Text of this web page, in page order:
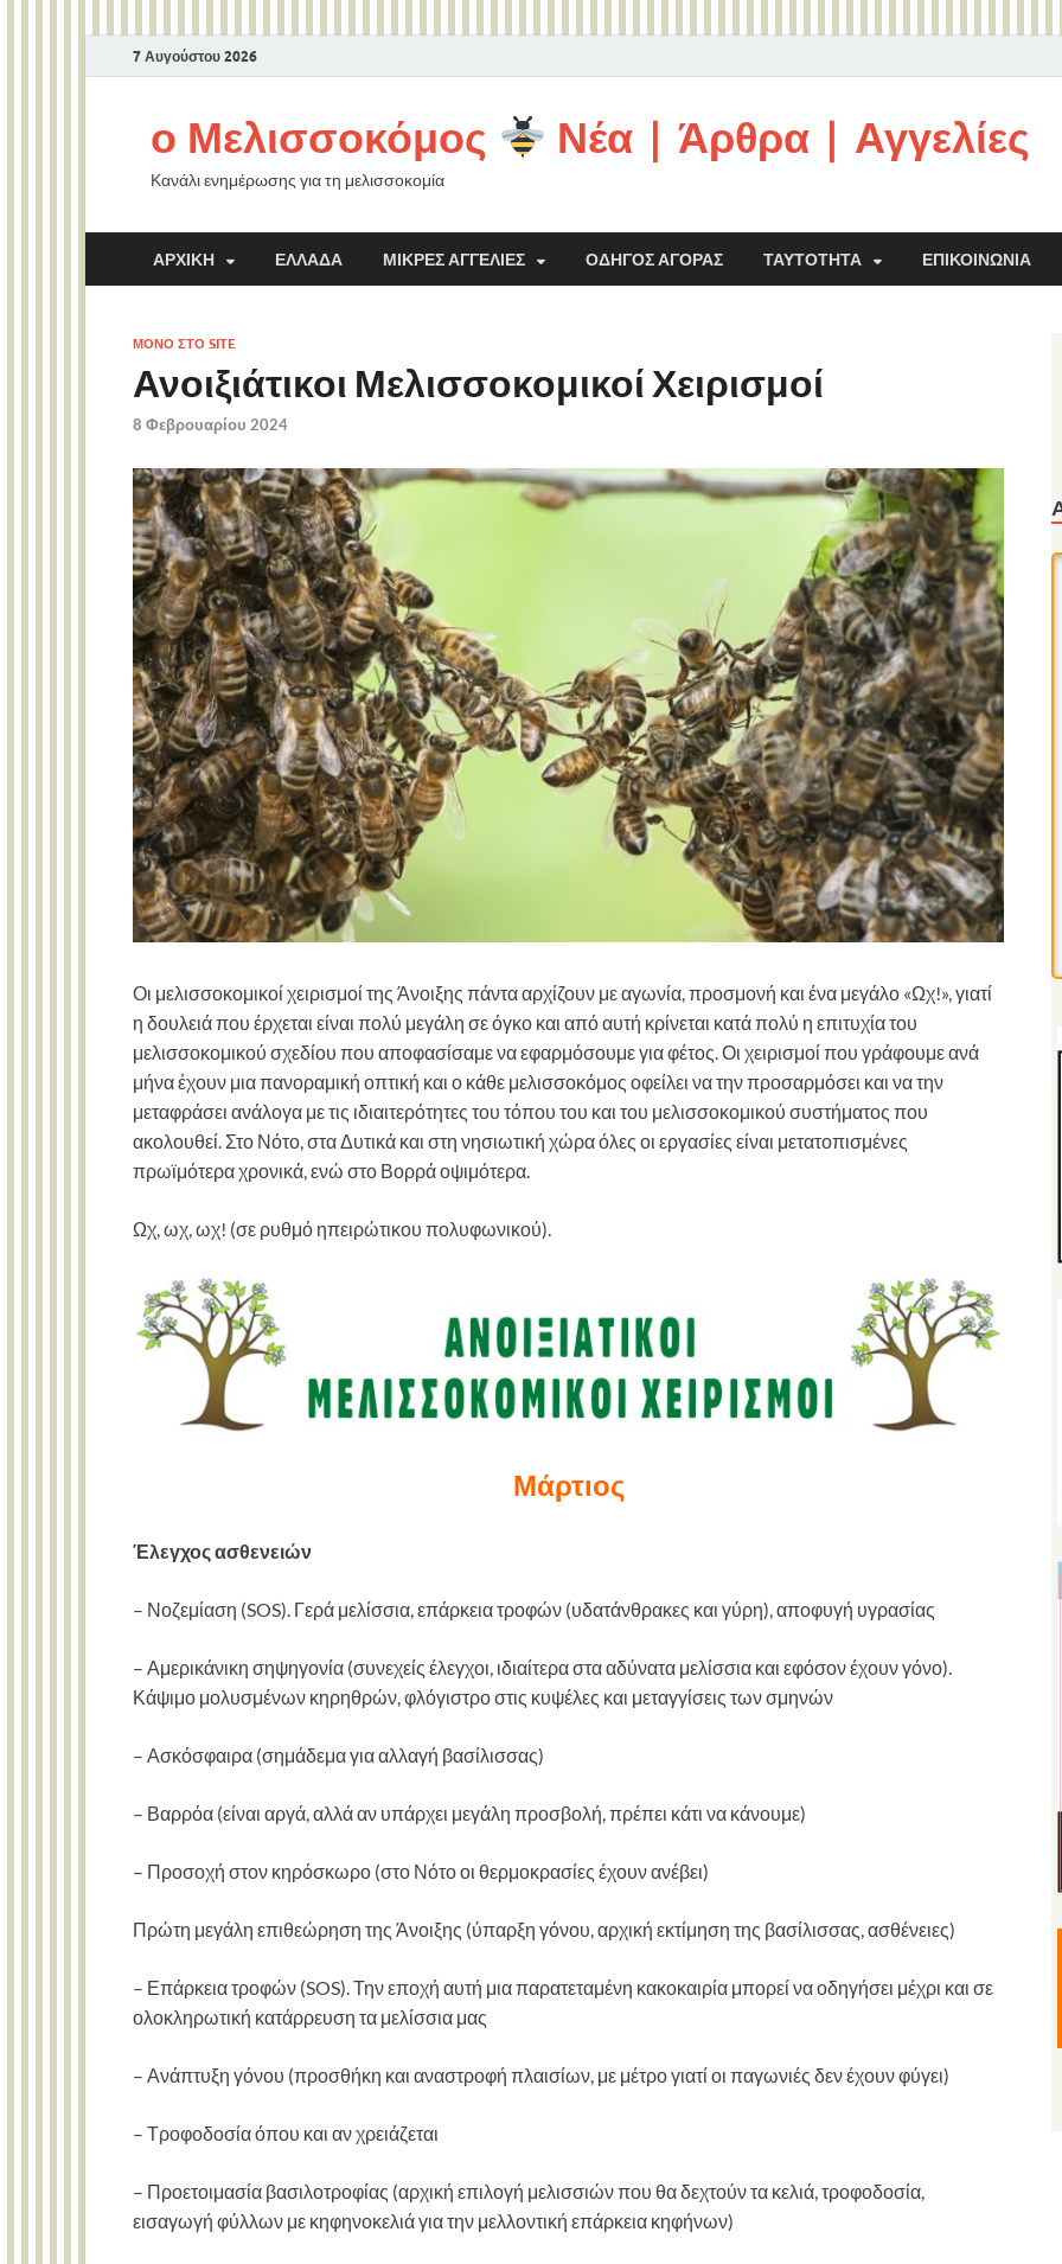
7 Αυγούστου 2026
ο Μελισσοκόμος Νέα | Άρθρα | Αγγελίες
Κανάλι ενημέρωσης για τη μελισσοκομία
ΑΡΧΙΚΉ ΕΛΛΆΔΑ ΜΙΚΡΈΣ ΑΓΓΕΛΊΕΣ ΟΔΗΓΌΣ ΑΓΟΡΆΣ ΤΑΥΤΌΤΗΤΑ ΕΠΙΚΟΙΝΩΝΊΑ
ΜΌΝΟ ΣΤΟ SITE
Ανοιξιάτικοι Μελισσοκομικοί Χειρισμοί
8 Φεβρουαρίου 2024
Οι μελισσοκομικοί χειρισμοί της Άνοιξης πάντα αρχίζουν με αγωνία, προσμονή και ένα μεγάλο «Ωχ!», γιατί
η δουλειά που έρχεται είναι πολύ μεγάλη σε όγκο και από αυτή κρίνεται κατά πολύ η επιτυχία του
μελισσοκομικού σχεδίου που αποφασίσαμε να εφαρμόσουμε για φέτος. Οι χειρισμοί που γράφουμε ανά
μήνα έχουν μια πανοραμική οπτική και ο κάθε μελισσοκόμος οφείλει να την προσαρμόσει και να την
μεταφράσει ανάλογα με τις ιδιαιτερότητες του τόπου του και του μελισσοκομικού συστήματος που
ακολουθεί. Στο Νότο, στα Δυτικά και στη νησιωτική χώρα όλες οι εργασίες είναι μετατοπισμένες
πρωϊμότερα χρονικά, ενώ στο Βορρά οψιμότερα.
Ωχ, ωχ, ωχ! (σε ρυθμό ηπειρώτικου πολυφωνικού).
Μάρτιος
Έλεγχος ασθενειών
– Νοζεμίαση (SOS). Γερά μελίσσια, επάρκεια τροφών (υδατάνθρακες και γύρη), αποφυγή υγρασίας
– Αμερικάνικη σηψηγονία (συνεχείς έλεγχοι, ιδιαίτερα στα αδύνατα μελίσσια και εφόσον έχουν γόνο).
Κάψιμο μολυσμένων κηρηθρών, φλόγιστρο στις κυψέλες και μεταγγίσεις των σμηνών
– Ασκόσφαιρα (σημάδεμα για αλλαγή βασίλισσας)
– Βαρρόα (είναι αργά, αλλά αν υπάρχει μεγάλη προσβολή, πρέπει κάτι να κάνουμε)
– Προσοχή στον κηρόσκωρο (στο Νότο οι θερμοκρασίες έχουν ανέβει)
Πρώτη μεγάλη επιθεώρηση της Άνοιξης (ύπαρξη γόνου, αρχική εκτίμηση της βασίλισσας, ασθένειες)
– Επάρκεια τροφών (SOS). Την εποχή αυτή μια παρατεταμένη κακοκαιρία μπορεί να οδηγήσει μέχρι και σε
ολοκληρωτική κατάρρευση τα μελίσσια μας
– Ανάπτυξη γόνου (προσθήκη και αναστροφή πλαισίων, με μέτρο γιατί οι παγωνιές δεν έχουν φύγει)
– Τροφοδοσία όπου και αν χρειάζεται
– Προετοιμασία βασιλοτροφίας (αρχική επιλογή μελισσιών που θα δεχτούν τα κελιά, τροφοδοσία,
εισαγωγή φύλλων με κηφηνοκελιά για την μελλοντική επάρκεια κηφήνων)